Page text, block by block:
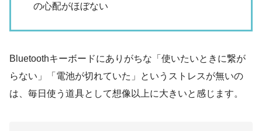
の心配がほぼない
Bluetoothキーボードにありがちな「使いたいときに繋が
らない」「電池が切れていた」というストレスが無いの
は、毎日使う道具として想像以上に大きいと感じます。